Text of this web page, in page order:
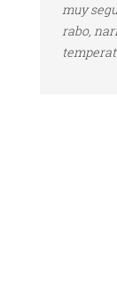
muy
rabo,